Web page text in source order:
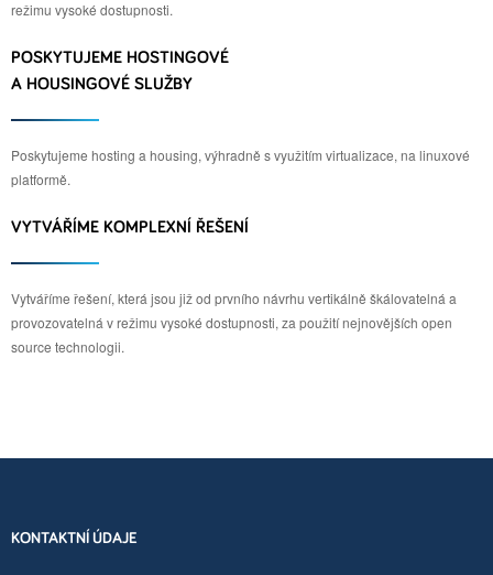
režimu vysoké dostupnosti.
POSKYTUJEME HOSTINGOVÉ
A HOUSINGOVÉ SLUŽBY
Poskytujeme hosting a housing, výhradně s využitím virtualizace, na linuxové
platformě.
VYTVÁŘÍME KOMPLEXNÍ ŘEŠENÍ
Vytváříme řešení, která jsou již od prvního návrhu vertikálně škálovatelná a
provozovatelná v režimu vysoké dostupnosti, za použití nejnovějších open
source technologii.
KONTAKTNÍ ÚDAJE